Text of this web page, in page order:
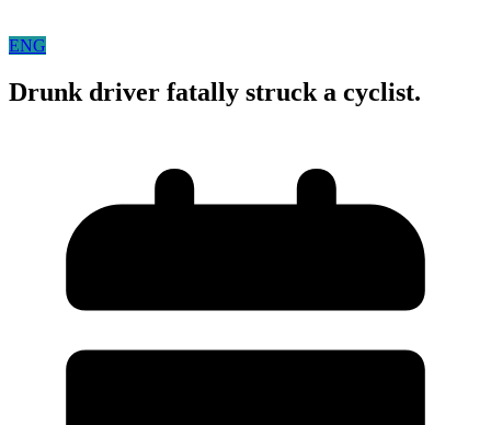
ENG
Drunk driver fatally struck a cyclist.